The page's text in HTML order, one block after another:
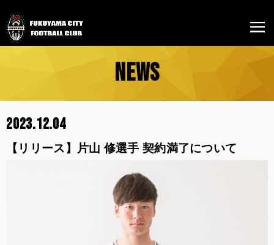
NEWS
2023.12.04
【リリース】片山 修選手 契約満了について